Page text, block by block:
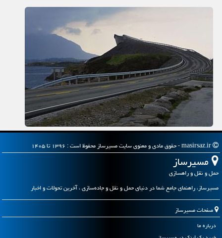
مسیرساز
حمل و نقل و راهسازی
مسیرساز، راهنمای جامع شما در دنیای حمل و نقل و جاده‌سازی ، آخرین تحولات و اخبار
صفحات مسیرساز
درباره ما